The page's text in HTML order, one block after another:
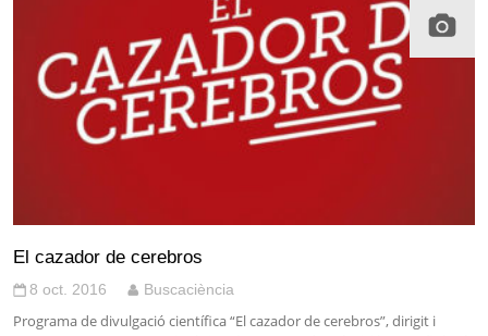
El cazador de cerebros
8 oct. 2016 Buscaciència
Programa de divulgació científica “El cazador de cerebros”, dirigit i